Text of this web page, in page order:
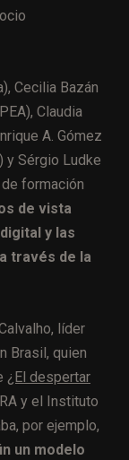
Cecilia Bazán
Claudia
A. Gómez
y Sérgio Ludke
formación
de vista
y las
través de la
líder
Brasil, quien
¿El despertar
y el Instituto
por ejemplo,
un modelo